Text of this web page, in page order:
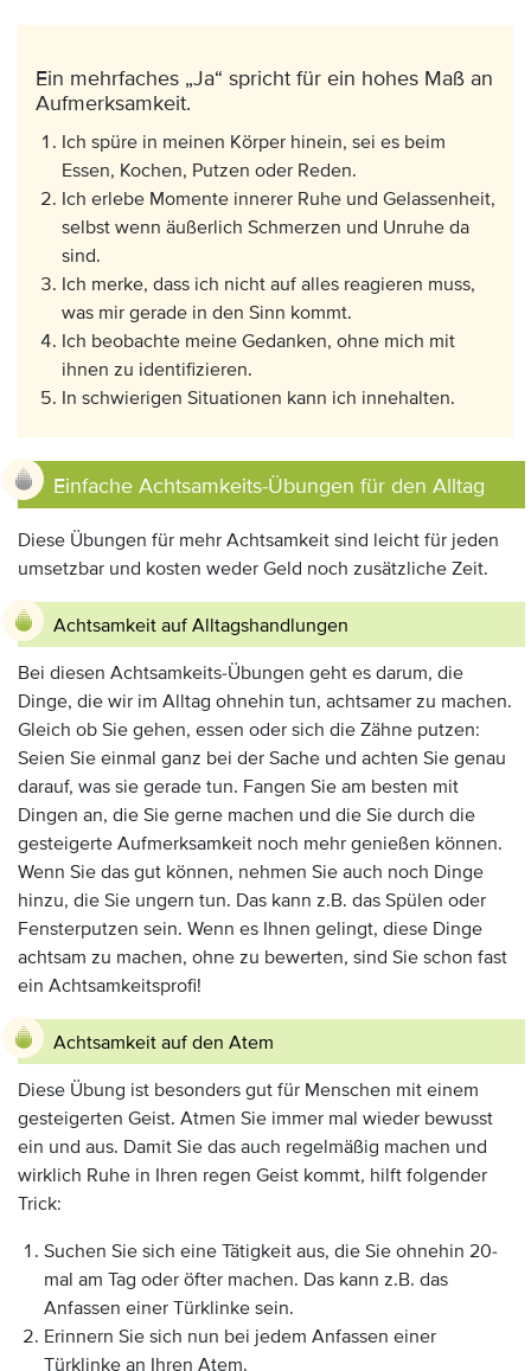
Ein mehrfaches „Ja“ spricht für ein hohes Maß an
Aufmerksamkeit.
Ich spüre in meinen Körper hinein, sei es beim
Essen, Kochen, Putzen oder Reden.
Ich erlebe Momente innerer Ruhe und Gelassenheit,
selbst wenn äußerlich Schmerzen und Unruhe da
sind.
Ich merke, dass ich nicht auf alles reagieren muss,
was mir gerade in den Sinn kommt.
Ich beobachte meine Gedanken, ohne mich mit
ihnen zu identifizieren.
In schwierigen Situationen kann ich innehalten.
Einfache Achtsamkeits-Übungen für den Alltag
Diese Übungen für mehr Achtsamkeit sind leicht für jeden
umsetzbar und kosten weder Geld noch zusätzliche Zeit.
Achtsamkeit auf Alltagshandlungen
Bei diesen Achtsamkeits-Übungen geht es darum, die
Dinge, die wir im Alltag ohnehin tun, achtsamer zu machen.
Gleich ob Sie gehen, essen oder sich die Zähne putzen:
Seien Sie einmal ganz bei der Sache und achten Sie genau
darauf, was sie gerade tun. Fangen Sie am besten mit
Dingen an, die Sie gerne machen und die Sie durch die
gesteigerte Aufmerksamkeit noch mehr genießen können.
Wenn Sie das gut können, nehmen Sie auch noch Dinge
hinzu, die Sie ungern tun. Das kann z.B. das Spülen oder
Fensterputzen sein. Wenn es Ihnen gelingt, diese Dinge
achtsam zu machen, ohne zu bewerten, sind Sie schon fast
ein Achtsamkeitsprofi!
Achtsamkeit auf den Atem
Diese Übung ist besonders gut für Menschen mit einem
gesteigerten Geist. Atmen Sie immer mal wieder bewusst
ein und aus. Damit Sie das auch regelmäßig machen und
wirklich Ruhe in Ihren regen Geist kommt, hilft folgender
Trick:
Suchen Sie sich eine Tätigkeit aus, die Sie ohnehin 20-
mal am Tag oder öfter machen. Das kann z.B. das
Anfassen einer Türklinke sein.
Erinnern Sie sich nun bei jedem Anfassen einer
Türklinke an Ihren Atem.